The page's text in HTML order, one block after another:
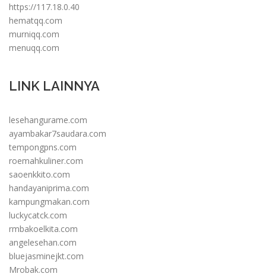
https://117.18.0.40
hematqq.com
murniqq.com
menuqq.com
LINK LAINNYA
lesehangurame.com
ayambakar7saudara.com
tempongpns.com
roemahkuliner.com
saoenkkito.com
handayaniprima.com
kampungmakan.com
luckycatck.com
rmbakoelkita.com
angelesehan.com
bluejasminejkt.com
Mrobak.com